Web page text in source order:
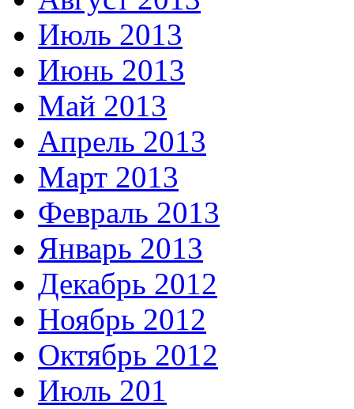
Июль 2013
Июнь 2013
Май 2013
Апрель 2013
Март 2013
Февраль 2013
Январь 2013
Декабрь 2012
Ноябрь 2012
Октябрь 2012
Июль 201